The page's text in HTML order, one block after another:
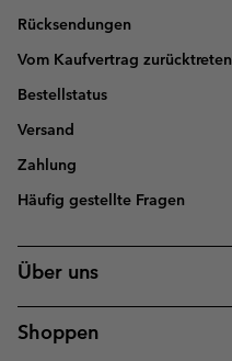
Rücksendungen
Vom Kaufvertrag zurücktreten
Bestellstatus
Versand
Zahlung
Häufig gestellte Fragen
Über uns
Shoppen